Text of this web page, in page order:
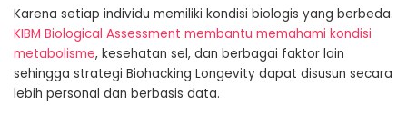
Karena setiap individu memiliki kondisi biologis yang berbeda.
KIBM Biological Assessment membantu memahami kondisi
metabolisme, kesehatan sel, dan berbagai faktor lain
sehingga strategi Biohacking Longevity dapat disusun secara
lebih personal dan berbasis data.